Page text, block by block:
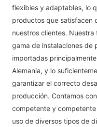
flexibles y adaptables, lo
productos que satisfacen
nuestros clientes.
gama de instalaciones de
importadas
Alemania, y lo
garantizar el correcto
producción. Contamos
competente y
uso de diversos tipos de